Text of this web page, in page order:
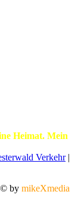
Heimat. Mein
Verkehr|
© by mikeXmedia